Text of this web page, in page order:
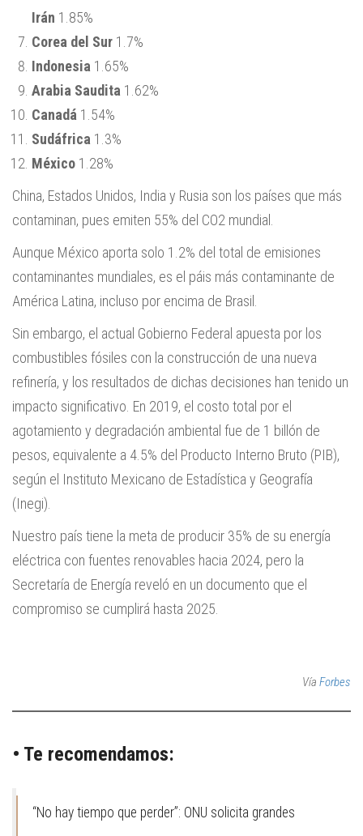
Irán 1.85%
Corea del Sur1.7%
Indonesia 1.65%
Arabia Saudita 1.62%
Canadá 1.54%
Sudáfrica 1.3%
México1.28%
China, Estados Unidos, India y Rusia son los países que más
contaminan, pues emiten 55% del CO2 mundial.
Aunque México aporta solo 1.2% del total de emisiones
contaminantes mundiales, es el páis más contaminante de
América Latina, incluso por encima de Brasil.
Sin embargo, el actual Gobierno Federal apuesta por los
combustibles fósiles con la construcción de una nueva
refinería, y los resultados de dichas decisiones han tenido un
impacto significativo. En 2019, el costo total por el
agotamiento y degradación ambiental fue de 1 billón de
pesos, equivalente a 4.5% del Producto Interno Bruto (PIB),
según el Instituto Mexicano de Estadística y Geografía
(Inegi).
Nuestro país tiene la meta de producir 35% de su energía
eléctrica con fuentes renovables hacia 2024, pero la
Secretaría de Energía reveló en un documento que el
compromiso se cumplirá hasta 2025.
Vía Forbes
• Te recomendamos:
“No hay tiempo que perder”: ONU solicita grandes